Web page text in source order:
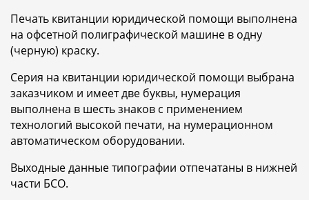
Печать квитанции юридической помощи выполнена
на офсетной полиграфической машине в одну
(черную) краску.
Серия на квитанции юридической помощи выбрана
заказчиком и имеет две буквы, нумерация
выполнена в шесть знаков с применением
технологий высокой печати, на нумерационном
автоматическом оборудовании.
Выходные данные типографии отпечатаны в нижней
части БСО.